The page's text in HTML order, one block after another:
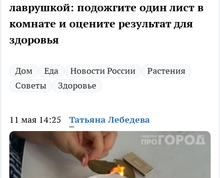
лаврушкой: подожгите один лист в
комнате и оцените результат для
здоровья
Дом Еда Новости России
Растения
Советы
Здоровье
11 мая 14:25 Татьяна Лебедева